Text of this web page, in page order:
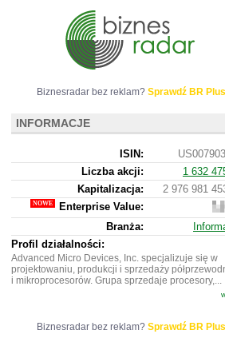
Biznesradar bez reklam? Sprawdź BR Plus
INFORMACJE
ISIN:
Liczba akcji:
1 632
Kapitalizacja:
2 976 981
Enterprise Value:
Branża:
Profil działalności:
Advanced Micro Devices, Inc. specjalizuje się w
projektowaniu, produkcji i sprzedaży
i mikroprocesorów. Grupa sprzedaje procesory,...
Biznesradar bez reklam? Sprawdź BR Plus